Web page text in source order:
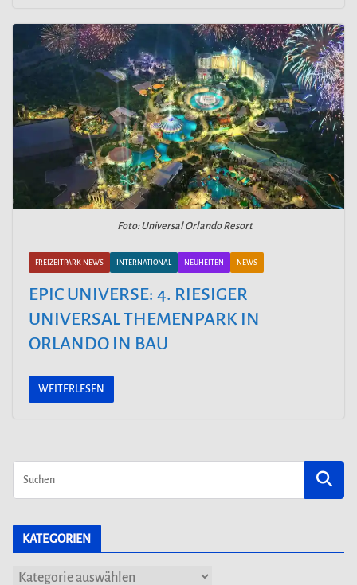
Foto: Universal Orlando Resort
FREIZEITPARK NEWS INTERNATIONAL NEUHEITEN NEWS
EPIC UNIVERSE: 4. RIESIGER
UNIVERSAL THEMENPARK IN
ORLANDO IN BAU
WEITERLESEN
KATEGORIEN
K